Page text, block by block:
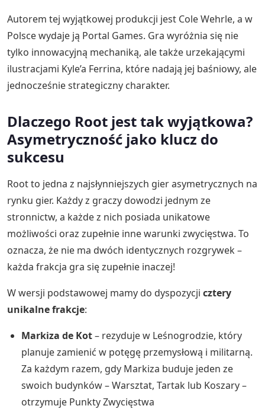
Autorem tej wyjątkowej produkcji jest Cole Wehrle, a w
Polsce wydaje ją Portal Games. Gra wyróżnia się nie
tylko innowacyjną mechaniką, ale także urzekającymi
ilustracjami Kyle’a Ferrina, które nadają jej baśniowy, ale
jednocześnie strategiczny charakter.
Dlaczego Root jest tak wyjątkowa?
Asymetryczność jako klucz do
sukcesu
Root to jedna z najsłynniejszych gier asymetrycznych na
rynku gier. Każdy z graczy dowodzi jednym ze
stronnictw, a każde z nich posiada unikatowe
możliwości oraz zupełnie inne warunki zwycięstwa. To
oznacza, że nie ma dwóch identycznych rozgrywek –
każda frakcja gra się zupełnie inaczej!
W wersji podstawowej mamy do dyspozycji cztery
unikalne frakcje:
Markiza de Kot– rezyduje w Leśnogrodzie, który
planuje zamienić w potęgę przemysłową i militarną.
Za każdym razem, gdy Markiza buduje jeden ze
swoich budynków – Warsztat, Tartak lub Koszary –
otrzymuje Punkty Zwycięstwa